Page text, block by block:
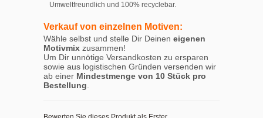
Umweltfreundlich und 100% recyclebar.
Verkauf von einzelnen Motiven:
Wähle selbst und stelle Dir Deinen eigenen
Motivmix zusammen!
Um Dir unnötige Versandkosten zu ersparen
sowie aus logistischen Gründen versenden wir
ab einer Mindestmenge von 10 Stück pro
Bestellung.